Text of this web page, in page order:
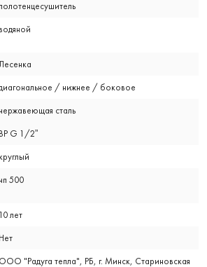
полотенцесушитель
водяной
/ нижнее / боковое
нержавеющая сталь
ВР G 1/2”
круглый
нп 500
10 лет
Нет
ООО "Радуга тепла", РБ, г. Минск, Стариновская